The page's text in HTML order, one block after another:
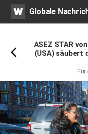
WATVGlobale
ASEZ STAR
(USA) säubert
Für